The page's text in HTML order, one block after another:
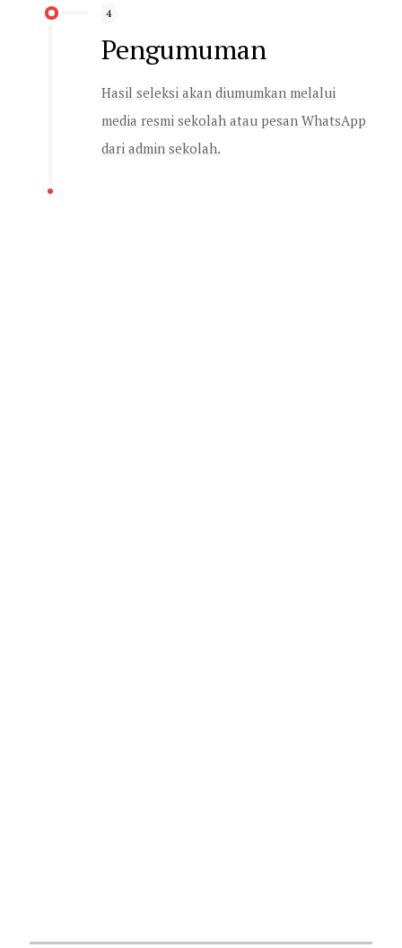
4
Pengumuman
Hasil seleksi akan diumumkan melalui
media resmi sekolah atau pesan WhatsApp
dari admin sekolah.